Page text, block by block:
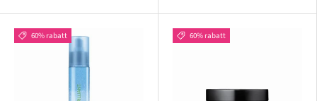
60% rabatt 60% rabatt